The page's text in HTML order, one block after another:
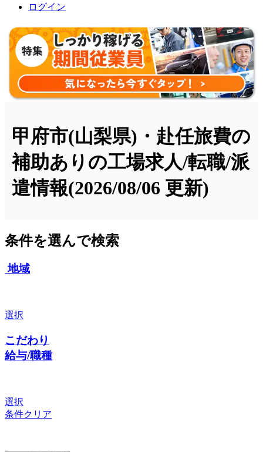
ログイン
甲府市(山梨県)・赴任旅費の
補助ありの工場求人/転職/派
遣情報(2026/08/06 更新)
条件を選んで検索
地域
選択
こだわり
給与/職種
選択
条件クリア